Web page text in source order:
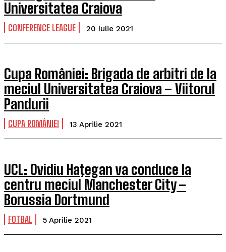
Universitatea Craiova
CONFERENCE LEAGUE 20 Iulie 2021
Cupa României: Brigada de arbitri de la
meciul Universitatea Craiova – Viitorul
Pandurii
CUPA ROMÂNIEI 13 Aprilie 2021
UCL: Ovidiu Haţegan va conduce la
centru meciul Manchester City –
Borussia Dortmund
FOTBAL 5 Aprilie 2021